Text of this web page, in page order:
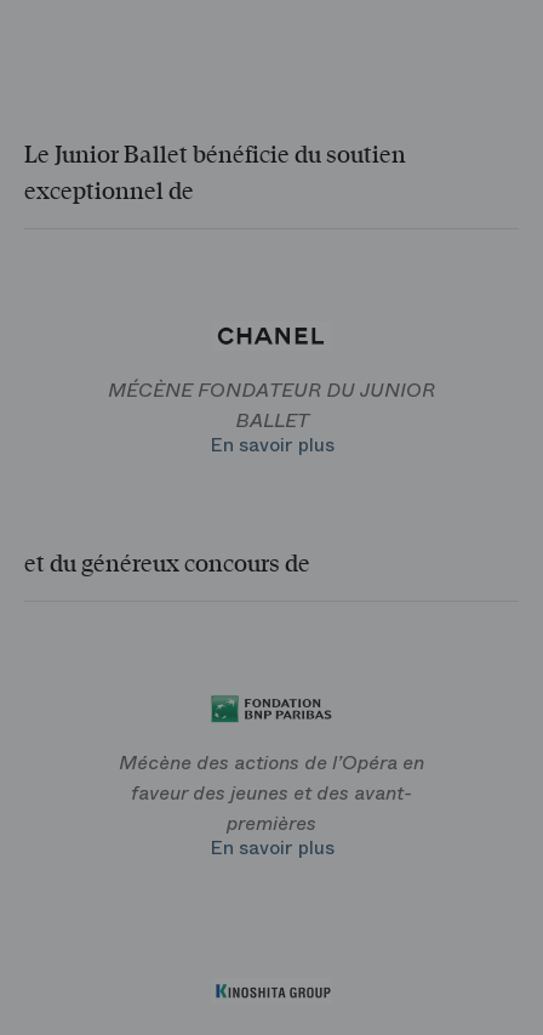
Le Junior Ballet bénéficie du soutien
exceptionnel de
MÉCÈNE FONDATEUR DU JUNIOR
BALLET
En savoir plus
et du généreux concours de
Mécène des actions de l’Opéra en
faveur des jeunes et des avant-
premières
En savoir plus